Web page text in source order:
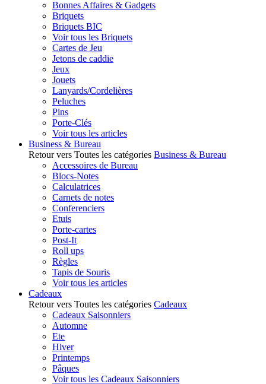
Bonnes Affaires & Gadgets
Briquets
Briquets BIC
Voir tous les Briquets
Cartes de Jeu
Jetons de caddie
Jeux
Jouets
Lanyards/Cordelières
Peluches
Pins
Porte-Clés
Voir tous les articles
Business & Bureau
Retour vers Toutes les catégories Business & Bureau
Accessoires de Bureau
Blocs-Notes
Calculatrices
Carnets de notes
Conferenciers
Etuis
Porte-cartes
Post-It
Roll ups
Règles
Tapis de Souris
Voir tous les articles
Cadeaux
Retour vers Toutes les catégories Cadeaux
Cadeaux Saisonniers
Automne
Ete
Hiver
Printemps
Pâques
Voir tous les Cadeaux Saisonniers